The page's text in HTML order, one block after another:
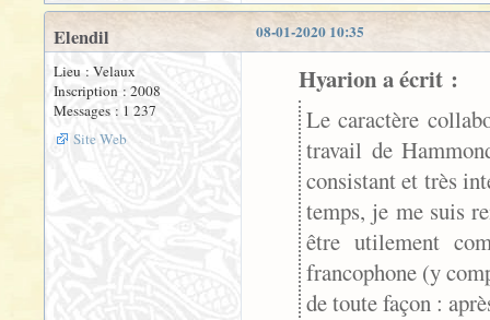
08-01-2020 10:35
Elendil
Lieu : Velaux
Inscription : 2008
Messages : 1 237
Site Web
Hyarion a écrit :
Le caractère
travail de
consistant et très
temps, je me suis
être utilement
francophone (y
de toute façon :